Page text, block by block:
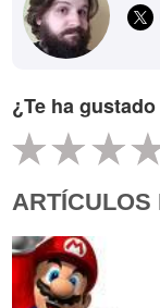
¿Te ha
ARTÍCULOS